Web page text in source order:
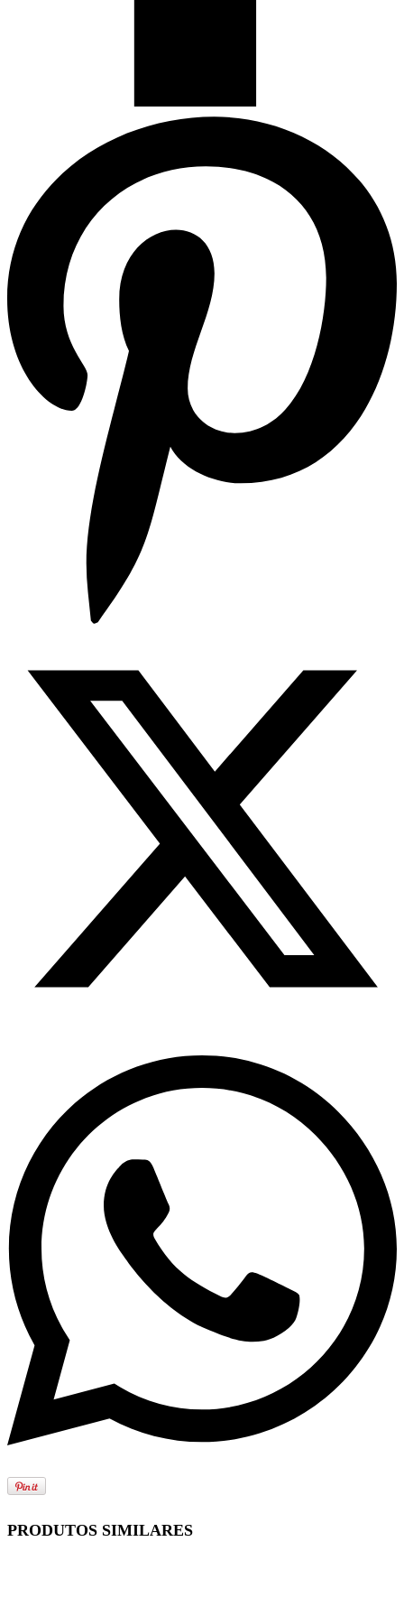
PRODUTOS SIMILARES